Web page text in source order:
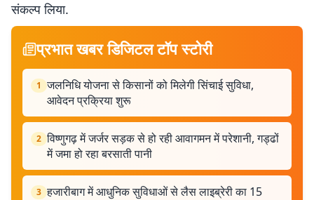
संकल्प लिया.
प्रभात खबर डिजिटल टॉप स्टोरी
1 जलनिधि योजना से किसानों को मिलेगी सिंचाई सुविधा,
आवेदन प्रक्रिया शुरू
2 विष्णुगढ़ में जर्जर सड़क से हो रही आवागमन में परेशानी, गड्ढों
में जमा हो रहा बरसाती पानी
3 हजारीबाग में आधुनिक सुविधाओं से लैस लाइब्रेरी का 15